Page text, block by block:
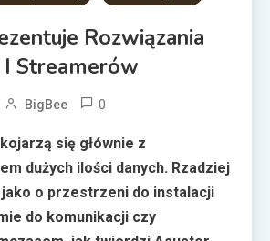
Rozwiązania
I Streamerów
BigBee 0
się głównie z
dużych ilości danych. Rzadziej
jako o przestrzeni do instalacji
do komunikacji czy